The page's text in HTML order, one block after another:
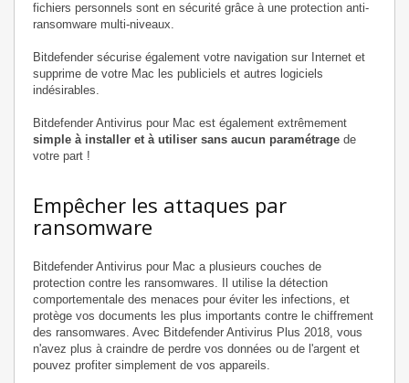
fichiers personnels sont en sécurité grâce à une protection anti-
ransomware multi-niveaux.
Bitdefender sécurise également votre navigation sur Internet et
supprime de votre Mac les publiciels et autres logiciels
indésirables.
Bitdefender Antivirus pour Mac est également extrêmement
simple à installer et à utiliser sans aucun paramétrage de
votre part !
Empêcher les attaques par
ransomware
Bitdefender Antivirus pour Mac a plusieurs couches de
protection contre les ransomwares. Il utilise la détection
comportementale des menaces pour éviter les infections, et
protège vos documents les plus importants contre le chiffrement
des ransomwares. Avec Bitdefender Antivirus Plus 2018, vous
n'avez plus à craindre de perdre vos données ou de l'argent et
pouvez profiter simplement de vos appareils.